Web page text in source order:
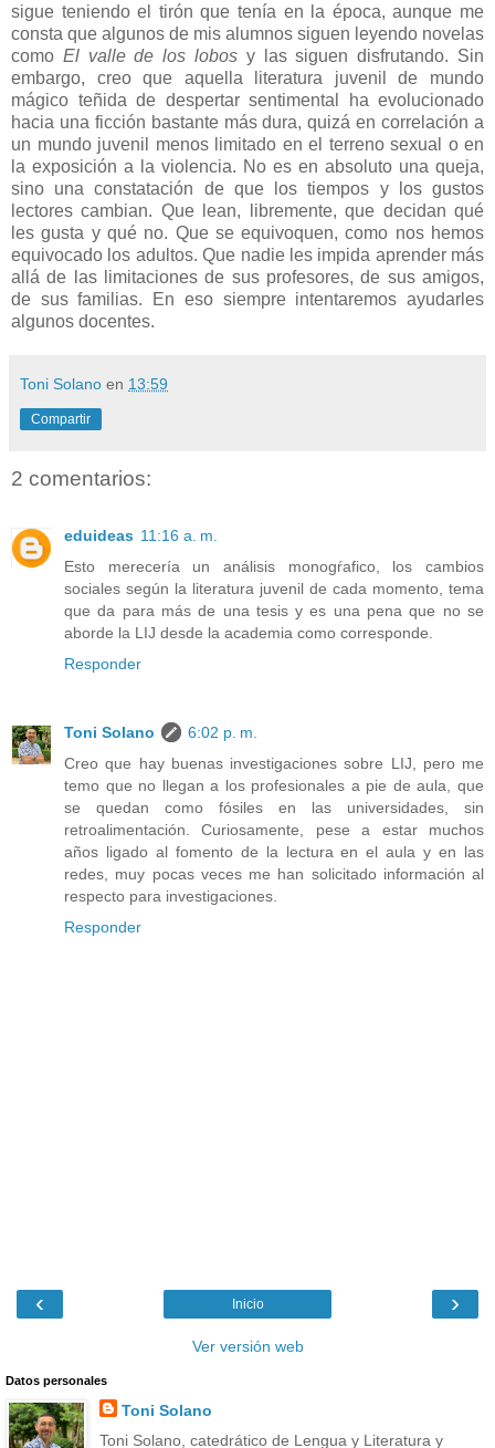
sigue teniendo el tirón que tenía en la época, aunque me
consta que algunos de mis alumnos siguen leyendo novelas
como El valle de los lobos y las siguen disfrutando. Sin
embargo, creo que aquella literatura juvenil de mundo
mágico teñida de despertar sentimental ha evolucionado
hacia una ficción bastante más dura, quizá en correlación a
un mundo juvenil menos limitado en el terreno sexual o en
la exposición a la violencia. No es en absoluto una queja,
sino una constatación de que los tiempos y los gustos
lectores cambian. Que lean, libremente, que decidan qué
les gusta y qué no. Que se equivoquen, como nos hemos
equivocado los adultos. Que nadie les impida aprender más
allá de las limitaciones de sus profesores, de sus amigos,
de sus familias. En eso siempre intentaremos ayudarles
algunos docentes.
Toni Solano en 13:59
Compartir
2 comentarios:
eduideas 11:16 a. m.
Esto merecería un análisis monogŕafico, los cambios
sociales según la literatura juvenil de cada momento, tema
que da para más de una tesis y es una pena que no se
aborde la LIJ desde la academia como corresponde.
Responder
Toni Solano
6:02 p. m.
Creo que hay buenas investigaciones sobre LIJ, pero me
temo que no llegan a los profesionales a pie de aula, que
se quedan como fósiles en las universidades, sin
retroalimentación. Curiosamente, pese a estar muchos
años ligado al fomento de la lectura en el aula y en las
redes, muy pocas veces me han solicitado información al
respecto para investigaciones.
Responder
‹ ›
Inicio
Ver versión web
Datos personales
Toni Solano
Toni Solano, catedrático de Lengua y Literatura y